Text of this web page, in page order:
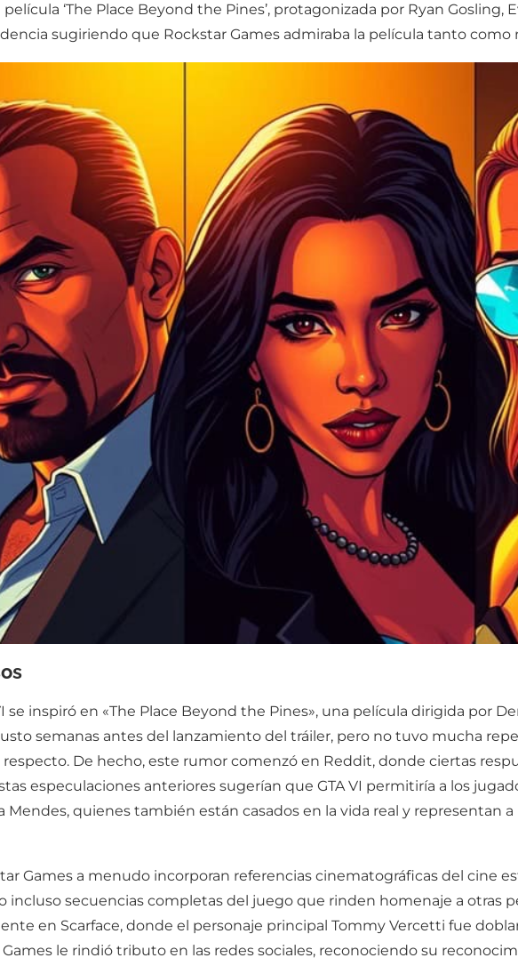
‘The Place Beyond the Pines’, protagonizada por Ryan Gosling,
sugiriendo que Rockstar Games admiraba la película tanto como
inspiró en «The Place Beyond the Pines», una película dirigida por
semanas antes del lanzamiento del tráiler, pero no tuvo mucha
De hecho, este rumor comenzó en Reddit, donde ciertas
especulaciones anteriores sugerían que GTA VI permitiría a los
quienes también están casados en la vida real y representan
Games a menudo incorporan referencias cinematográficas del cine
secuencias completas del juego que rinden homenaje a otras
en Scarface, donde el personaje principal Tommy Vercetti fue
le rindió tributo en las redes sociales, reconociendo su